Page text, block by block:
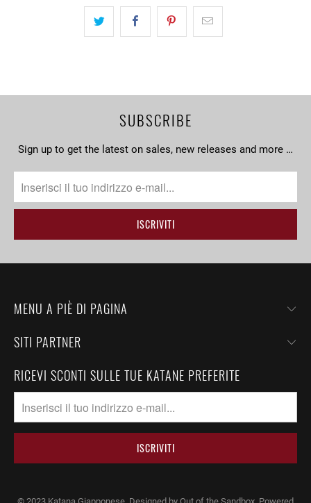
SUBSCRIBE
Sign up to get the latest on sales, new releases and more …
MENU A PIÈ DI PAGINA
SITI PARTNER
RICEVI SCONTI SULLE TUE KATANE PREFERITE